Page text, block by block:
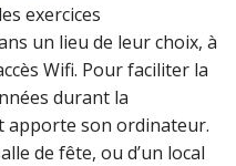
exercices
un lieu de leur choix, à
Wifi. Pour faciliter la
durant la
apporte son ordinateur.
de fête, ou d’un local